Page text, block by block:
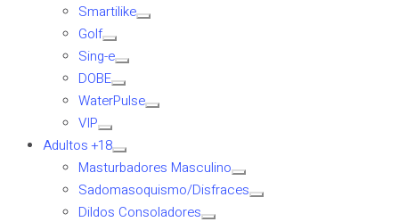
Smartilike
Golf
Sing-e
DOBE
WaterPulse
VIP
Adultos +18
Masturbadores Masculino
Sadomasoquismo/Disfraces
Dildos Consoladores